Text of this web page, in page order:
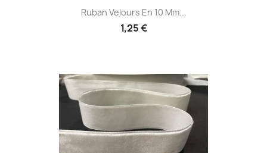
Ruban Velours En 10 Mm...
1,25 €